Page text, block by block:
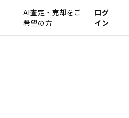
AI査定・売却をご
希望の方
ログ
イン